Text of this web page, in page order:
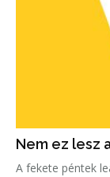
Nem ez lesz
A fekete péntek